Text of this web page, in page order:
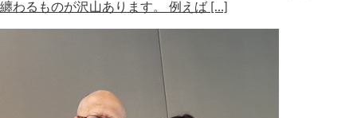
纏わるものが沢山あります。 例えば […]